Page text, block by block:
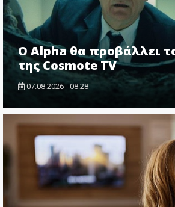
Ο Alpha θα προβάλλει
της Cosmote TV
07.08.2026 - 08:28